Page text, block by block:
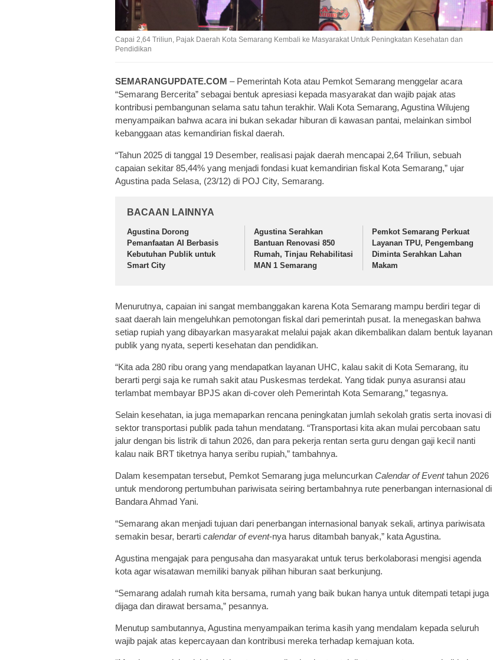
Capai 2,64 Triliun, Pajak Daerah Kota Semarang Kembali ke Masyarakat Untuk Peningkatan Kesehatan dan
Pendidikan
SEMARANGUPDATE.COM – Pemerintah Kota atau Pemkot Semarang menggelar acara
“Semarang Bercerita” sebagai bentuk apresiasi kepada masyarakat dan wajib pajak atas
kontribusi pembangunan selama satu tahun terakhir. Wali Kota Semarang, Agustina Wilujeng
menyampaikan bahwa acara ini bukan sekadar hiburan di kawasan pantai, melainkan simbol
kebanggaan atas kemandirian fiskal daerah.
“Tahun 2025 di tanggal 19 Desember, realisasi pajak daerah mencapai 2,64 Triliun, sebuah
capaian sekitar 85,44% yang menjadi fondasi kuat kemandirian fiskal Kota Semarang,” ujar
Agustina pada Selasa, (23/12) di POJ City, Semarang.
BACAAN LAINNYA
Agustina Dorong
Pemanfaatan AI Berbasis
Kebutuhan Publik untuk
Smart City
Agustina Serahkan
Bantuan Renovasi 850
Rumah, Tinjau Rehabilitasi
MAN 1 Semarang
Pemkot Semarang Perkuat
Layanan TPU, Pengembang
Diminta Serahkan Lahan
Makam
Menurutnya, capaian ini sangat membanggakan karena Kota Semarang mampu berdiri tegar di
saat daerah lain mengeluhkan pemotongan fiskal dari pemerintah pusat. Ia menegaskan bahwa
setiap rupiah yang dibayarkan masyarakat melalui pajak akan dikembalikan dalam bentuk layanan
publik yang nyata, seperti kesehatan dan pendidikan.
“Kita ada 280 ribu orang yang mendapatkan layanan UHC, kalau sakit di Kota Semarang, itu
berarti pergi saja ke rumah sakit atau Puskesmas terdekat. Yang tidak punya asuransi atau
terlambat membayar BPJS akan di-cover oleh Pemerintah Kota Semarang,” tegasnya.
Selain kesehatan, ia juga memaparkan rencana peningkatan jumlah sekolah gratis serta inovasi di
sektor transportasi publik pada tahun mendatang. “Transportasi kita akan mulai percobaan satu
jalur dengan bis listrik di tahun 2026, dan para pekerja rentan serta guru dengan gaji kecil nanti
kalau naik BRT tiketnya hanya seribu rupiah,” tambahnya.
Dalam kesempatan tersebut, Pemkot Semarang juga meluncurkan Calendar of Eventtahun 2026
untuk mendorong pertumbuhan pariwisata seiring bertambahnya rute penerbangan internasional di
Bandara Ahmad Yani.
“Semarang akan menjadi tujuan dari penerbangan internasional banyak sekali, artinya pariwisata
semakin besar, berarti calendar of event-nya harus ditambah banyak,” kata Agustina.
Agustina mengajak para pengusaha dan masyarakat untuk terus berkolaborasi mengisi agenda
kota agar wisatawan memiliki banyak pilihan hiburan saat berkunjung.
“Semarang adalah rumah kita bersama, rumah yang baik bukan hanya untuk ditempati tetapi juga
dijaga dan dirawat bersama,” pesannya.
Menutup sambutannya, Agustina menyampaikan terima kasih yang mendalam kepada seluruh
wajib pajak atas kepercayaan dan kontribusi mereka terhadap kemajuan kota.